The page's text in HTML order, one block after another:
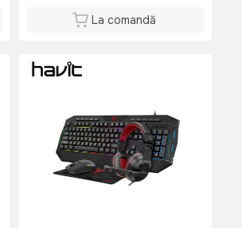
La comandă